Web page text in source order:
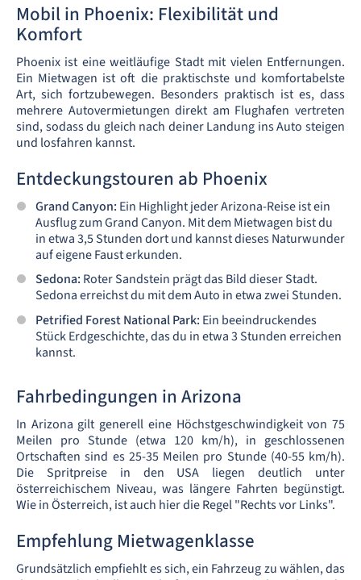
Mobil in Phoenix: Flexibilität und
Komfort
Phoenix ist eine weitläufige Stadt mit vielen Entfernungen.
Ein Mietwagen ist oft die praktischste und komfortabelste
Art, sich fortzubewegen. Besonders praktisch ist es, dass
mehrere Autovermietungen direkt am Flughafen vertreten
sind, sodass du gleich nach deiner Landung ins Auto steigen
und losfahren kannst.
Entdeckungstouren ab Phoenix
Grand Canyon: Ein Highlight jeder Arizona-Reise ist ein
Ausflug zum Grand Canyon. Mit dem Mietwagen bist du
in etwa 3,5 Stunden dort und kannst dieses Naturwunder
auf eigene Faust erkunden.
Sedona: Roter Sandstein prägt das Bild dieser Stadt.
Sedona erreichst du mit dem Auto in etwa zwei Stunden.
Petrified Forest National Park: Ein beeindruckendes
Stück Erdgeschichte, das du in etwa 3 Stunden erreichen
kannst.
Fahrbedingungen in Arizona
In Arizona gilt generell eine Höchstgeschwindigkeit von 75
Meilen pro Stunde (etwa 120 km/h), in geschlossenen
Ortschaften sind es 25-35 Meilen pro Stunde (40-55 km/h).
Die Spritpreise in den USA liegen deutlich unter
österreichischem Niveau, was längere Fahrten begünstigt.
Wie in Österreich, ist auch hier die Regel "Rechts vor Links".
Empfehlung Mietwagenklasse
Grundsätzlich empfiehlt es sich, ein Fahrzeug zu wählen, das